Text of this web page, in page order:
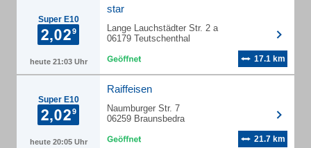
Super E10
heute 21:03 Uhr
star
Lange Lauchstädter Str. 2 a
06179 Teutschenthal
17.1 km
Super E10
heute 20:05 Uhr
Raiffeisen
Naumburger Str. 7
06259 Braunsbedra
21.7 km